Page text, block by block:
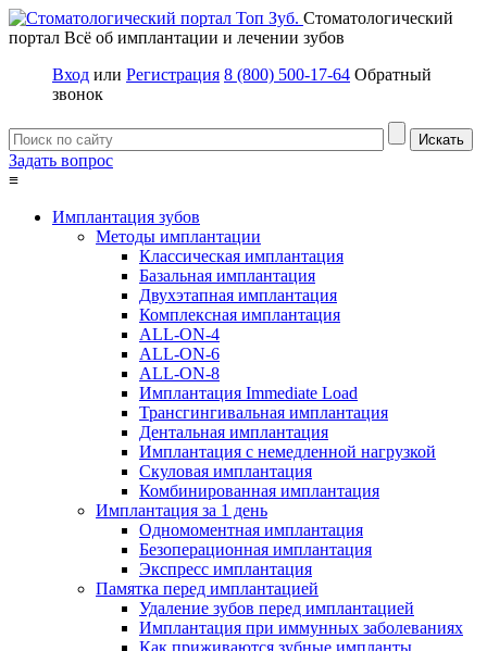
Стоматологический
портал Всё об имплантации и лечении зубов
Вход или Регистрация 8 (800) 500-17-64 Обратный
звонок
Задать вопрос
≡
Имплантация зубов
Методы имплантации
Классическая имплантация
Базальная имплантация
Двухэтапная имплантация
Комплексная имплантация
ALL-ON-4
ALL-ON-6
ALL-ON-8
Имплантация Immediate Load
Трансгингивальная имплантация
Дентальная имплантация
Имплантация с немедленной нагрузкой
Скуловая имплантация
Комбинированная имплантация
Имплантация за 1 день
Одномоментная имплантация
Безоперационная имплантация
Экспресс имплантация
Памятка перед имплантацией
Удаление зубов перед имплантацией
Имплантация при иммунных заболеваниях
Как приживаются зубные импланты